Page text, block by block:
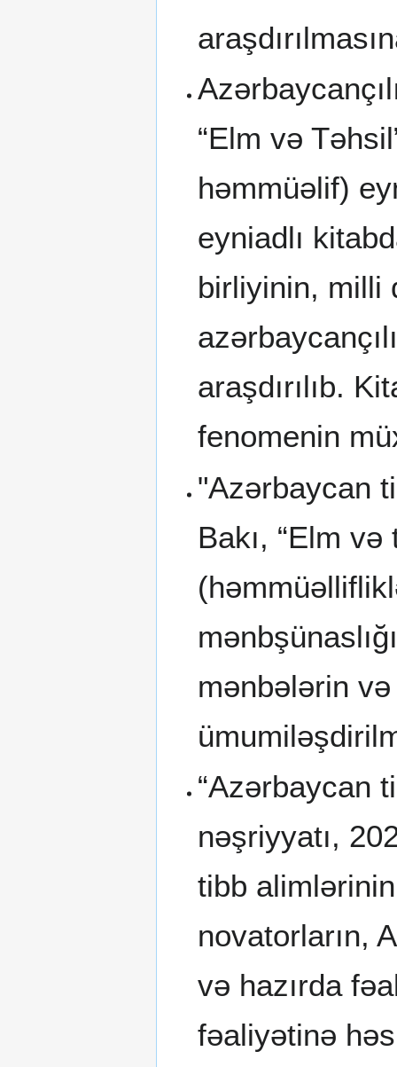
“Elm və
həmmüəlif)
eyniadlı
birliyinin, milli
araşdırılıb.
fenomenin
"Azərbaycan
Bakı, “Elm
mənbələrin və
“Azərbaycan
nəşriyyatı,
tibb
novatorların,
və hazırda
fəaliyətinə